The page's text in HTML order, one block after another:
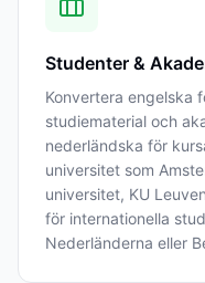
Studenter &
Konvertera engelska
studiematerial och
nederländska för
universitet som
universitet, KU
för internationella
Nederländerna eller